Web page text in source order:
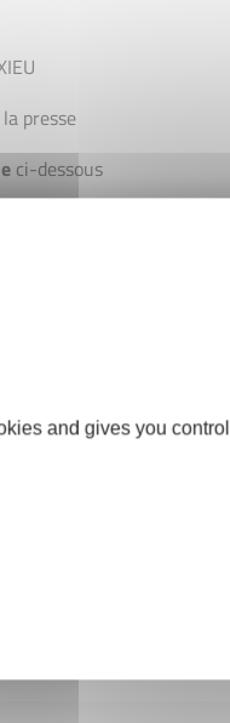
presse
ci-dessous
and gives you